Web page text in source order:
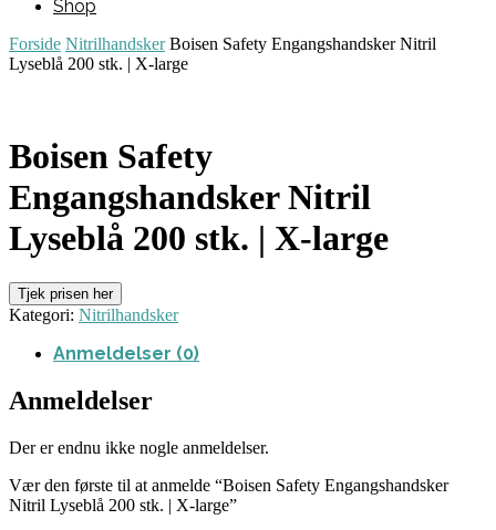
Shop
Forside Nitrilhandsker Boisen Safety Engangshandsker Nitril
Lyseblå 200 stk. | X-large
Boisen Safety
Engangshandsker Nitril
Lyseblå 200 stk. | X-large
Tjek prisen her
Kategori: Nitrilhandsker
Anmeldelser (0)
Anmeldelser
Der er endnu ikke nogle anmeldelser.
Vær den første til at anmelde “Boisen Safety Engangshandsker
Nitril Lyseblå 200 stk. | X-large”